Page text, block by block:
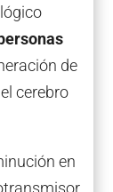
de
cerebro
en